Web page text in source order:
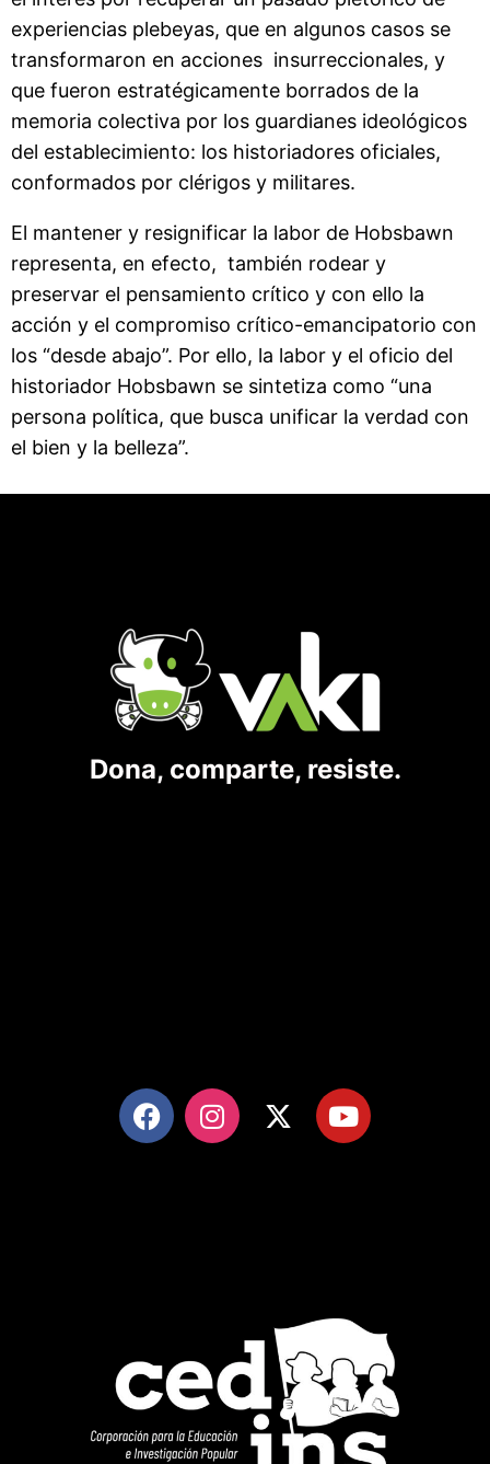
experiencias plebeyas, que en algunos casos se
transformaron en acciones insurreccionales, y
que fueron estratégicamente borrados de la
memoria colectiva por los guardianes ideológicos
del establecimiento: los historiadores oficiales,
conformados por clérigos y militares.
El mantener y resignificar la labor de Hobsbawn
representa, en efecto, también rodear y
preservar el pensamiento crítico y con ello la
acción y el compromiso crítico-emancipatorio con
los “desde abajo”. Por ello, la labor y el oficio del
historiador Hobsbawn se sintetiza como “una
persona política, que busca unificar la verdad con
el bien y la belleza”.
Dona, comparte, resiste.